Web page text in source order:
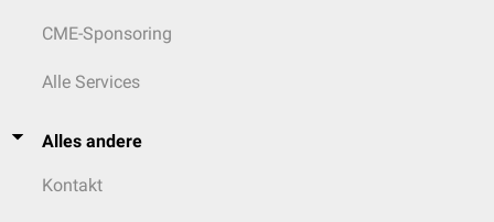
CME-Sponsoring
Alle Services
Alles andere
Kontakt